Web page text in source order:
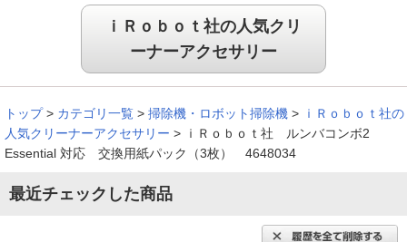
ｉＲｏｂｏｔ社の人気クリ
ーナーアクセサリー
トップ > カテゴリ一覧 > 掃除機・ロボット掃除機 >
ｉＲｏｂｏｔ社の
人気クリーナーアクセサリー >
ｉＲｏｂｏｔ社 ルンバコンボ2
Essential 対応 交換用紙パック（3枚） 4648034
最近チェックした商品